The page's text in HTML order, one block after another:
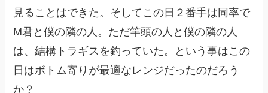
見ることはできた。そしてこの日２番手は同率で
M君と僕の隣の人。ただ竿頭の人と僕の隣の人
は、結構トラギスを釣っていた。という事はこの
日はボトム寄りが最適なレンジだったのだろう
か？